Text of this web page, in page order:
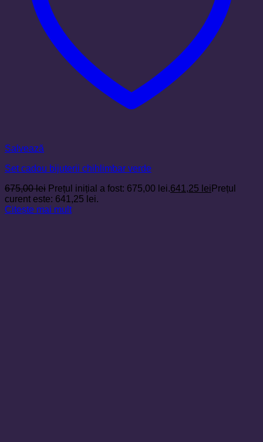
Salvează
Set cadou bijuterii chihlimbar verde
675,00lei Prețul inițial a fost: 675,00 lei.641,25 lei Prețul
curent este: 641,25 lei.
Citește mai mult